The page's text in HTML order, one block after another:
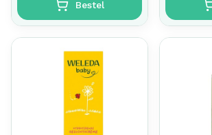
Bestel